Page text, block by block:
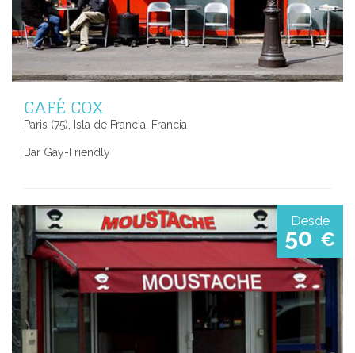
CAFÉ COX
Paris (75), Isla de Francia, Francia
Bar Gay-Friendly
Desde
50 €